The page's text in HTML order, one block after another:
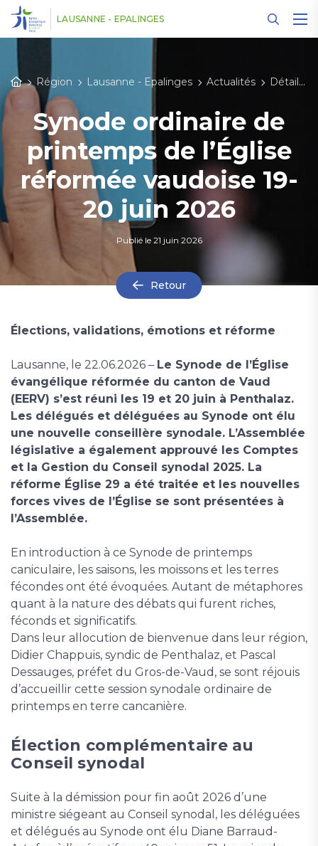
LAUSANNE - EPALINGES
Région Lausanne - Epalinges Actualités Détail des actualités
Synode ordinaire de
printemps de l’Église
réformée vaudoise 19-
20 juin 2026
Publié le 21 juin 2026
Retour
Élections, validations, émotions et réforme
Lausanne, le 22.06.2026 – Le Synode de l’Église
évangélique réformée du canton de Vaud
(EERV) s’est réuni les 19 et 20 juin à Penthalaz.
Les délégués et déléguées au Synode ont élu
une nouvelle conseillère synodale. L’Assemblée
législative a également approuvé les Comptes
et la Gestion du Conseil synodal 2025. La
réforme Église 29 a été traitée et les nouvelles
forces vives de l’Église se sont présentées à
l’Assemblée.
En introduction à ce Synode de printemps
caniculaire, les saisons, les moissons et les terres
fécondes ont été évoquées. Autant de métaphores
quant à la nature des débats qui furent riches,
féconds et significatifs.
Dans leur allocution de bienvenue dans leur région,
Didier Chappuis, syndic de Penthalaz, et Pascal
Dessauges, préfet du Gros-de-Vaud, se sont réjouis
d’accueillir cette session synodale ordinaire de
printemps en terre cancanière.
Élection complémentaire au
Conseil synodal
Suite à la démission pour fin août 2026 d’une
ministre siégeant au Conseil synodal, les déléguées
et délégués au Synode ont élu Diane Barraud-
Panneau de gestion des cookies